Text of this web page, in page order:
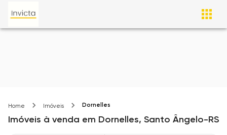
Home Imóveis Dornelles
Imóveis à venda em Dornelles, Santo Ângelo-RS